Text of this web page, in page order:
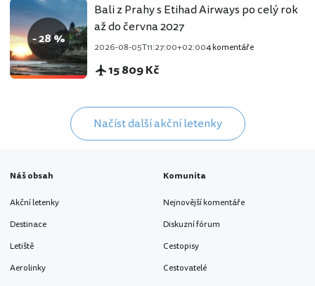
- 28 %
Bali z Prahy s Etihad Airways po celý rok
až do června 2027
2026-08-05T11:27:00+02:004 komentáře
15 809 Kč
Načíst další akční letenky
Náš obsah
Akční letenky
Destinace
Letiště
Aerolinky
Komunita
Nejnovější komentáře
Diskuzní fórum
Cestopisy
Cestovatelé